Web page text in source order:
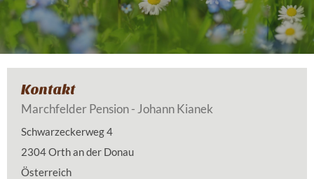
Kontakt
Marchfelder Pension - Johann Kianek
Schwarzeckerweg 4
2304 Orth an der Donau
Österreich